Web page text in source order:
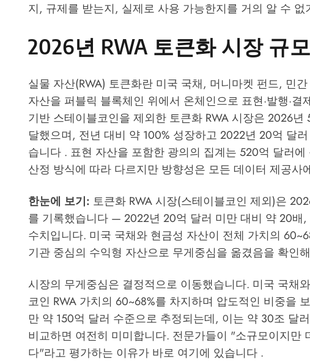
지, 규제를 받는지, 실제로 사용 가능한지를 거의 알 수 없
2026년 RWA 토큰화 시장 규
실물 자산(RWA) 토큰화란 미국 국채, 머니마켓 펀드, 민
자산을 퍼블릭 블록체인 위에서 온체인으로 표현·발행·결
기반 스테이블코인을 제외한 토큰화 RWA 시장은 2026년
달했으며, 전년 대비 약 100% 성장하고 2022년 20억 달
습니다 . 표현 자산을 포함한 광의의 집계는 520억 달러
산정 방식에 따라 다르지만 방향성은 모든 데이터 제공사
한눈에 보기: 토큰화 RWA 시장(스테이블코인 제외)은
를 기록했습니다 — 2022년 20억 달러 미만 대비 약 20배
수치입니다. 미국 국채와 현금성 자산이 전체 가치의
기관 중심의 수익형 자산으로 무게중심을 옮겼음을 확인
시장의 무게중심은 결정적으로 이동했습니다. 미국 국채
코인 RWA 가치의 60~68%를 차지하며 압도적인 비중을
만 약 150억 달러 수준으로 추정되는데, 이는 약 30조 달
비교하면 여전히 미미합니다. 전문가들이 "소규모이지만
다"라고 평가하는 이유가 바로 여기에 있습니다 .